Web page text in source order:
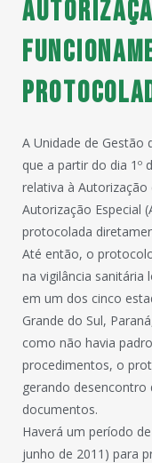
A Unidade de
que a partir do dia 1º
relativa à Autorização
Autorização Especial
protocolada
Até então, o
na vigilância sanitária
em um dos cinco
Grande do Sul,
como não havia
procedimentos, o
gerando
documentos.
Haverá um período
junho de 2011) para